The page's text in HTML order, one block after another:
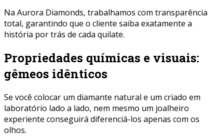
Na Aurora Diamonds, trabalhamos com transparência
total, garantindo que o cliente saiba exatamente a
história por trás de cada quilate.
Propriedades químicas e visuais:
gêmeos idênticos
Se você colocar um diamante natural e um criado em
laboratório lado a lado, nem mesmo um joalheiro
experiente conseguirá diferenciá-los apenas com os
olhos.